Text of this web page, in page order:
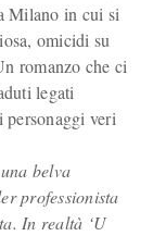
Milano in cui si
omicidi su
romanzo che ci
legati
personaggi veri
belva
professionista
In realtà ‘U